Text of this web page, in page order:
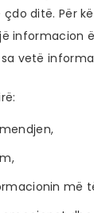
ditë. Për
informacion
vetë
më